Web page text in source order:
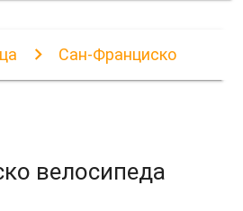
Сан-Франциско
велосипеда